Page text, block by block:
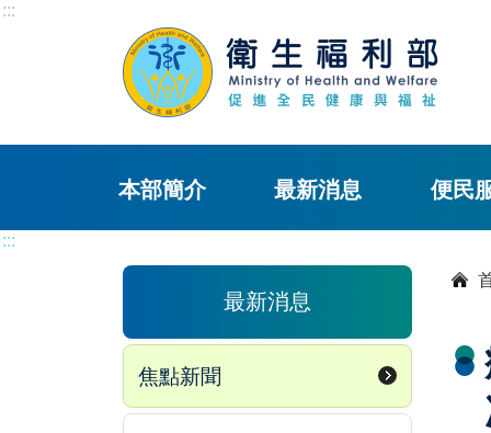
:::
本部簡介 最新消息 便民
:::
最新消息
焦點新聞